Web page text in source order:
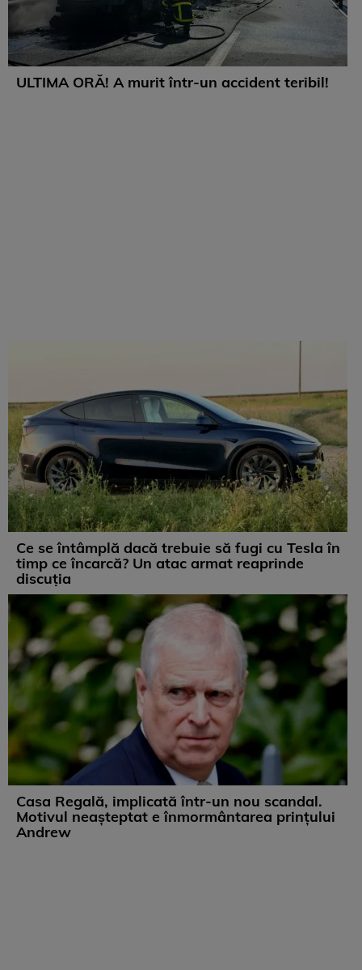
ULTIMA ORĂ! A murit într-un accident teribil!
Ce se întâmplă dacă trebuie să fugi cu Tesla în
timp ce încarcă? Un atac armat reaprinde
discuția
Casa Regală, implicată într-un nou scandal.
Motivul neașteptat e înmormântarea prințului
Andrew